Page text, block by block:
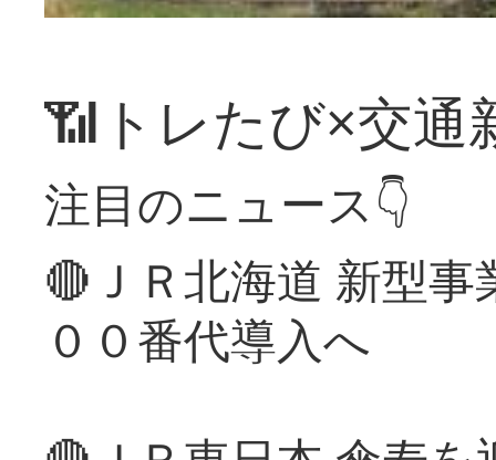
📶トレたび×交通
注目のニュース👇
🔴ＪＲ北海道 新型
００番代導入へ